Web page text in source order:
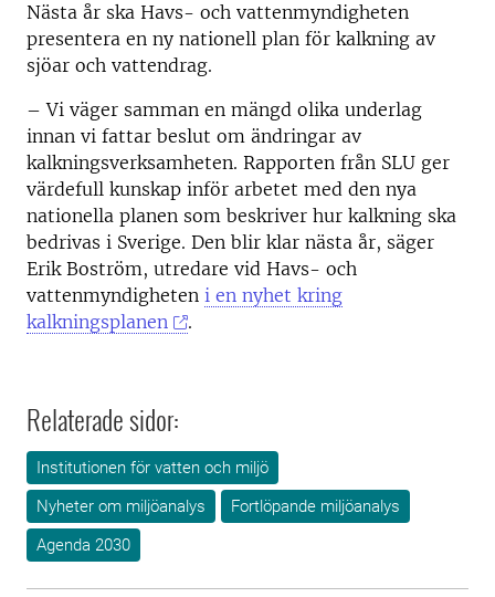
Nästa år ska Havs- och vattenmyndigheten
presentera en ny nationell plan för kalkning av
sjöar och vattendrag.
– Vi väger samman en mängd olika underlag
innan vi fattar beslut om ändringar av
kalkningsverksamheten. Rapporten från SLU ger
värdefull kunskap inför arbetet med den nya
nationella planen som beskriver hur kalkning ska
bedrivas i Sverige. Den blir klar nästa år, säger
Erik Boström, utredare vid Havs- och
vattenmyndigheten i en nyhet kring
kalkningsplanen
.
Relaterade sidor:
Institutionen för vatten och miljö
Nyheter om miljöanalys
Fortlöpande miljöanalys
Agenda 2030